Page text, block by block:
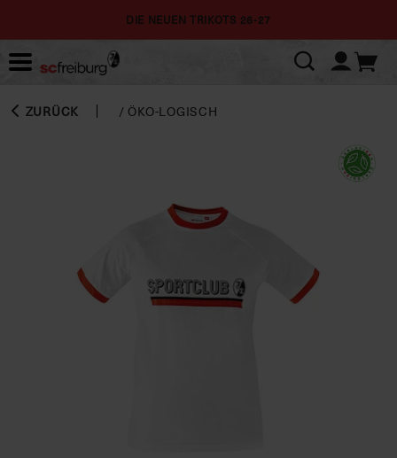
DIE NEUEN TRIKOTS 26-27
ZURÜCK / ÖKO-LOGISCH